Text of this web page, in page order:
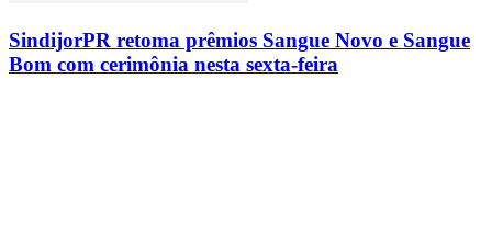
SindijorPR retoma prêmios Sangue Novo e Sangue
Bom com cerimônia nesta sexta-feira